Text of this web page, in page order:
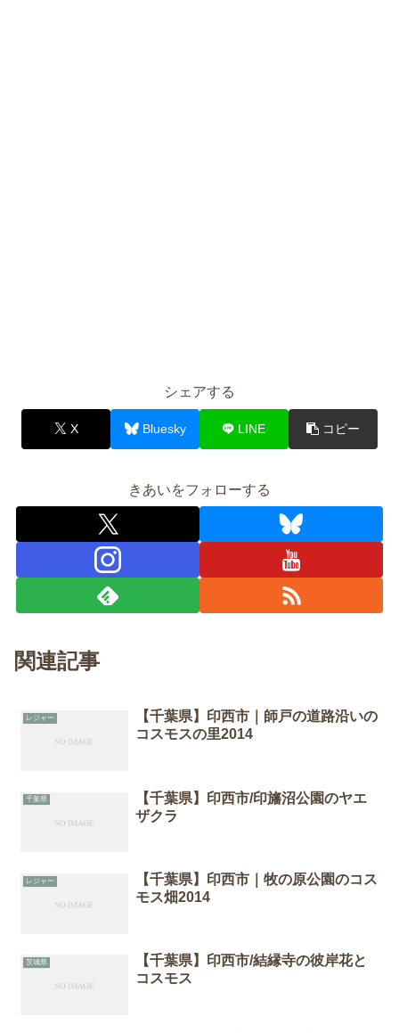
シェアする
X Bluesky LINE コピー
きあいをフォローする
関連記事
レジャー
【千葉県】印西市｜師戸の道路沿いの
コスモスの里2014
千葉県
【千葉県】印西市/印旛沼公園のヤエ
ザクラ
レジャー
【千葉県】印西市｜牧の原公園のコス
モス畑2014
茨城県
【千葉県】印西市/結縁寺の彼岸花と
コスモス